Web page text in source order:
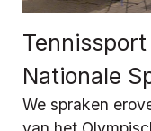
Nationale
We spraken